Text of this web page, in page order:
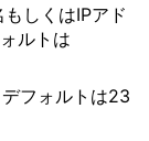
しくはIPアド
ルトは
フォルトは23